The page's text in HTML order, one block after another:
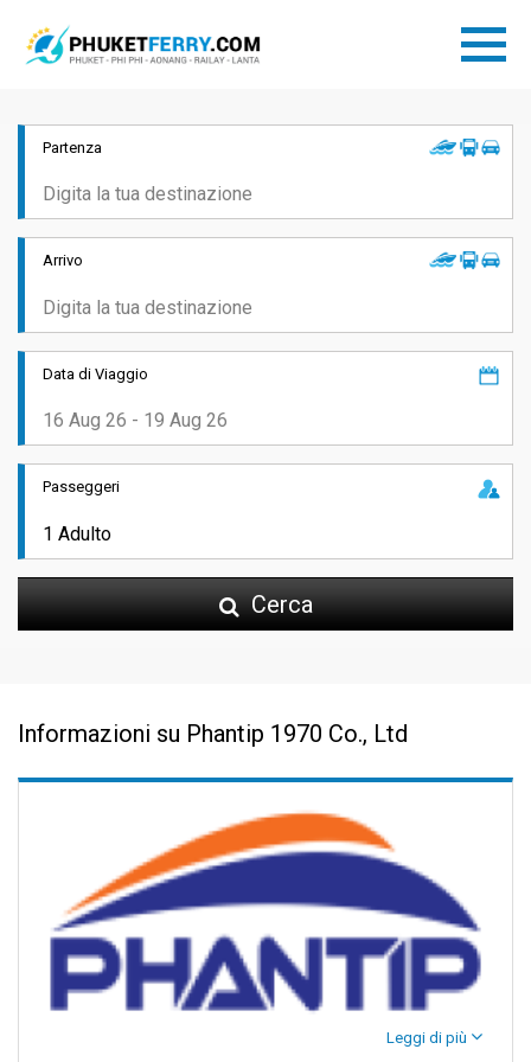
Partenza
Arrivo
Data di Viaggio
Passeggeri
Cerca
Informazioni su Phantip 1970 Co., Ltd
Leggi di più